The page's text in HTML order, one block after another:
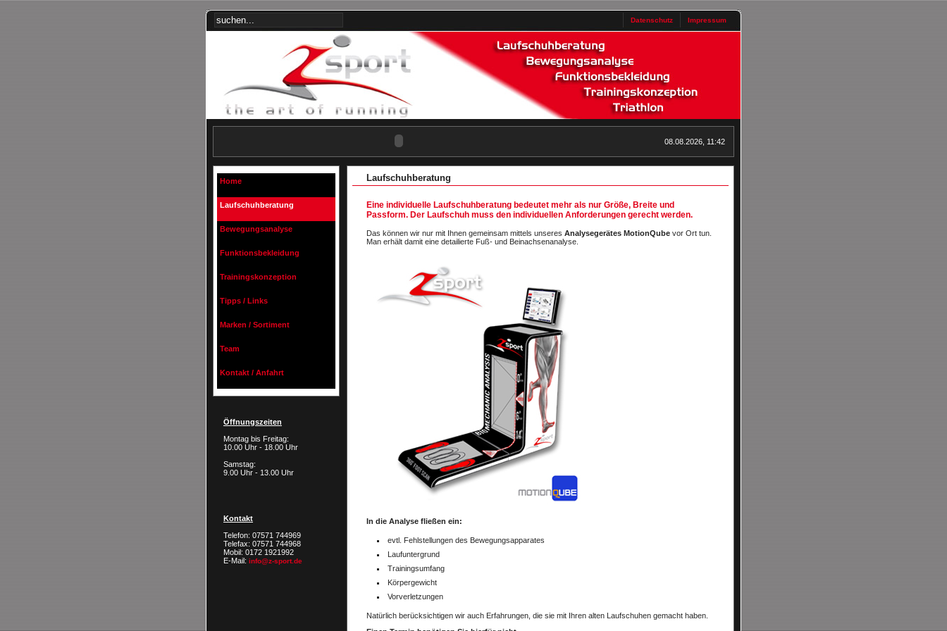
Impressum
Datenschutz
08.08.2026, 11:42
Home
Laufschuhberatung
Bewegungsanalyse
Funktionsbekleidung
Trainingskonzeption
Tipps / Links
Marken / Sortiment
Team
Kontakt / Anfahrt
Öffnungszeiten
Montag bis Freitag:
10.00 Uhr - 18.00 Uhr
Samstag:
9.00 Uhr - 13.00 Uhr
Kontakt
Telefon: 07571 744969
Telefax: 07571 744968
Mobil: 0172 1921992
E-Mail: info@z-sport.de
Laufschuhberatung
Eine individuelle Laufschuhberatung bedeutet mehr als nur Größe, Breite und
Passform. Der Laufschuh muss den individuellen Anforderungen gerecht werden.
Das können wir nur mit Ihnen gemeinsam mittels unseres Analysegerätes MotionQube vor Ort tun.
Man erhält damit eine detailierte Fuß- und Beinachsenanalyse.
In die Analyse fließen ein:
evtl. Fehlstellungen des Bewegungsapparates
Laufuntergrund
Trainingsumfang
Körpergewicht
Vorverletzungen
Natürlich berücksichtigen wir auch Erfahrungen, die sie mit Ihren alten Laufschuhen gemacht haben.